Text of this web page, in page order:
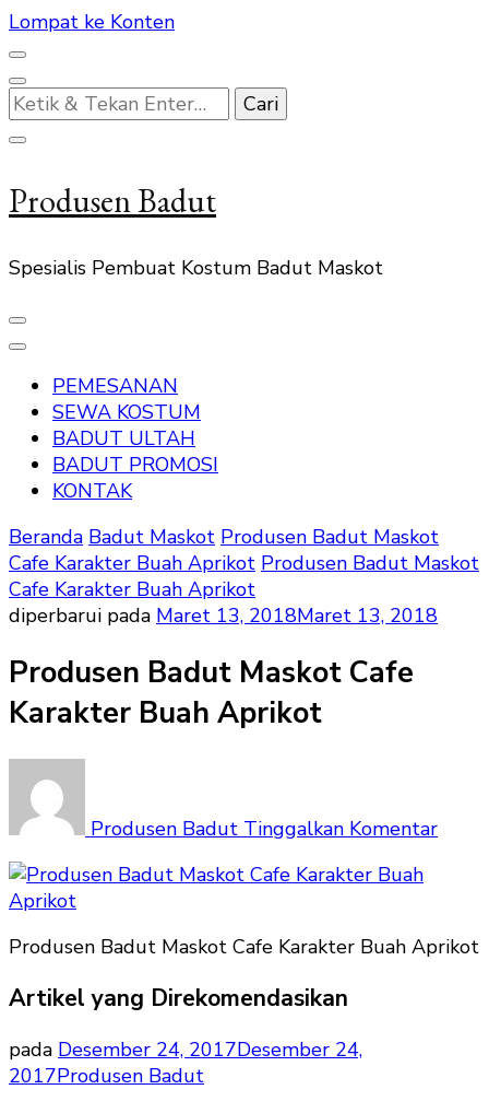
Lompat ke Konten
Mencari
Sesuatu?
Produsen Badut
Spesialis Pembuat Kostum Badut Maskot
PEMESANAN
SEWA KOSTUM
BADUT ULTAH
BADUT PROMOSI
KONTAK
Beranda Badut Maskot Produsen Badut Maskot
Cafe Karakter Buah Aprikot Produsen Badut Maskot
Cafe Karakter Buah Aprikot
diperbarui pada Maret 13, 2018Maret 13, 2018
Produsen Badut Maskot Cafe
Karakter Buah Aprikot
Produsen Badut Tinggalkan Komentar
Produsen Badut Maskot Cafe Karakter Buah Aprikot
Artikel yang Direkomendasikan
pada Desember 24, 2017Desember 24,
2017Produsen Badut